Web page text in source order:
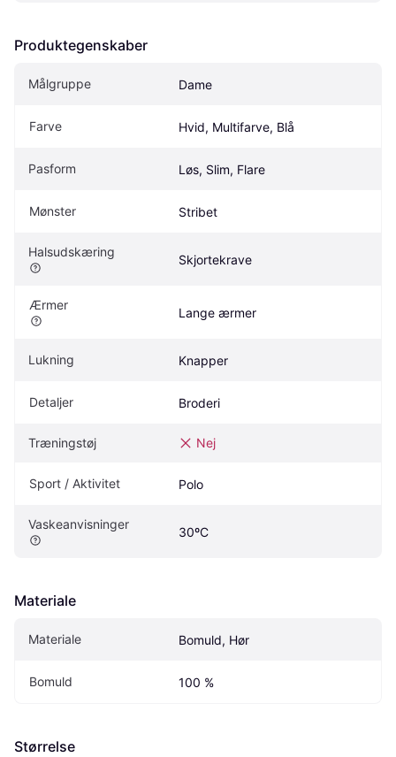
Produktegenskaber
Målgruppe Dame
Farve Hvid, Multifarve, Blå
Pasform Løs, Slim, Flare
Mønster Stribet
Halsudskæring
Skjortekrave
Ærmer
Lange ærmer
Lukning Knapper
Detaljer Broderi
Træningstøj Nej
Sport / Aktivitet Polo
Vaskeanvisninger
30ºC
Materiale
Materiale Bomuld, Hør
Bomuld 100 %
Størrelse